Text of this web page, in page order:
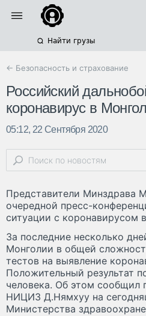
Найти грузы
← Безопасность и страхование
Российский
коронавирус в
05:12, 22 Сентября 2020
Представители Минздрава
очередной пресс-
ситуации с коронавирусом
За последние несколько
Монголии в общей
тестов на выявление
Положительный результат
человека. Об этом сообщил
НИЦИЗ Д.Нямхуу на
Министерства